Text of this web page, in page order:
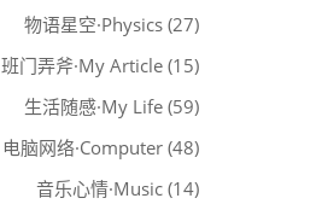
物语星空·Physics (27)
班门弄斧·My Article (15)
生活随感·My Life (59)
电脑网络·Computer (48)
音乐心情·Music (14)